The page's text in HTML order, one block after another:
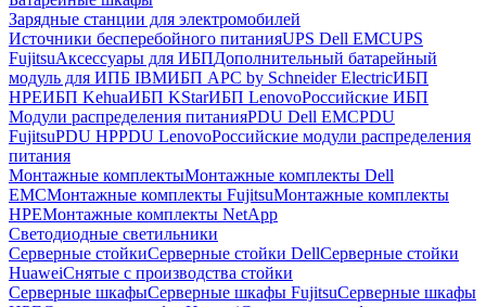
Зарядные станции для электромобилей
Источники бесперебойного питанияUPS Dell EMCUPS
FujitsuАксессуары для ИБПДополнительный батарейный
модуль для ИПБ IBMИБП APC by Schneider ElectricИБП
HPEИБП KehuaИБП KStarИБП LenovoРоссийские ИБП
Модули распределения питанияPDU Dell EMCPDU
FujitsuPDU HPPDU LenovoРоссийские модули распределения
питания
Монтажные комплектыМонтажные комплекты Dell
EMCМонтажные комплекты FujitsuМонтажные комплекты
HPEМонтажные комплекты NetApp
Светодиодные светильники
Серверные стойкиСерверные стойки DellСерверные стойки
HuaweiСнятые с производства стойки
Серверные шкафыСерверные шкафы FujitsuСерверные шкафы